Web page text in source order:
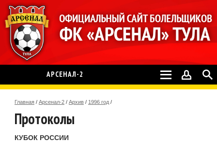
АРСЕНАЛ-2
Главная / Арсенал-2 / Архив / 1996 год /
Протоколы
КУБОК РОССИИ